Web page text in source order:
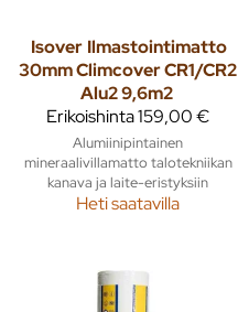
Isover Ilmastointimatto
30mm Climcover CR1/CR2
Alu2 9,6m2
Erikoishinta159,00 €
Alumiinipintainen
mineraalivillamatto talotekniikan
kanava ja laite-eristyksiin
Heti saatavilla